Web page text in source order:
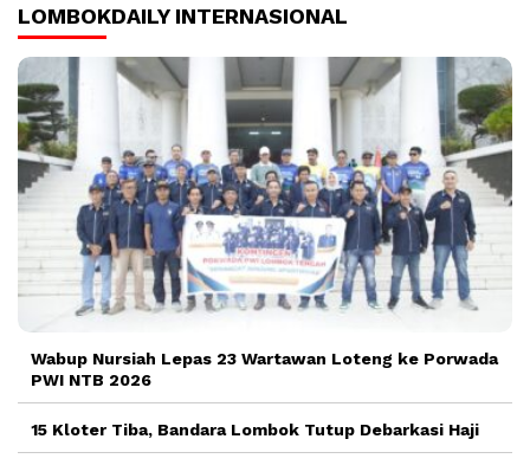
LOMBOKDAILY INTERNASIONAL
Wabup Nursiah Lepas 23 Wartawan Loteng ke Porwada
PWI NTB 2026
15 Kloter Tiba, Bandara Lombok Tutup Debarkasi Haji